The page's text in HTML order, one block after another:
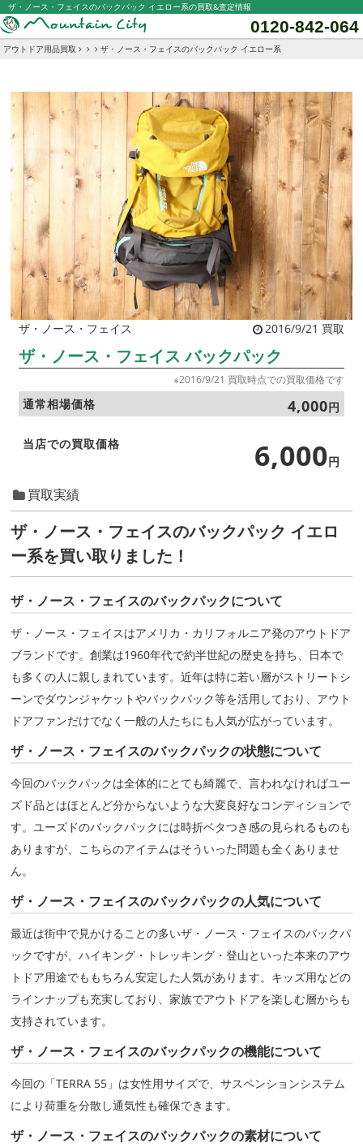
ザ・ノース・フェイスのバックパック イエロー系の買取&査定情報
0120-842-064
アウトドア用品買取 ザ・ノース・フェイスのバックパック イエロー系
ザ・ノース・フェイス 2016/9/21 買取
ザ・ノース・フェイス バックパック
※2016/9/21 買取時点での買取価格です
通常相場価格 4,000円
当店での買取価格 6,000円
買取実績
ザ・ノース・フェイスのバックパック イエロ
ー系を買い取りました！
ザ・ノース・フェイスのバックパックについて
ザ・ノース・フェイスはアメリカ・カリフォルニア発のアウトドア
ブランドです。創業は1960年代で約半世紀の歴史を持ち、日本で
も多くの人に親しまれています。近年は特に若い層がストリートシ
ーンでダウンジャケットやバックパック等を活用しており、アウト
ドアファンだけでなく一般の人たちにも人気が広がっています。
ザ・ノース・フェイスのバックパックの状態について
今回のバックパックは全体的にとても綺麗で、言われなければユー
ズド品とはほとんど分からないような大変良好なコンディションで
す。ユーズドのバックパックには時折ベタつき感の見られるものも
ありますが、こちらのアイテムはそういった問題も全くありませ
ん。
ザ・ノース・フェイスのバックパックの人気について
最近は街中で見かけることの多いザ・ノース・フェイスのバックパ
ックですが、ハイキング・トレッキング・登山といった本来のアウ
トドア用途でももちろん安定した人気があります。キッズ用などの
ラインナップも充実しており、家族でアウトドアを楽しむ層からも
支持されています。
ザ・ノース・フェイスのバックパックの機能について
今回の「TERRA 55」は女性用サイズで、サスペンションシステム
により荷重を分散し通気性も確保できます。
ザ・ノース・フェイスのバックパックの素材について